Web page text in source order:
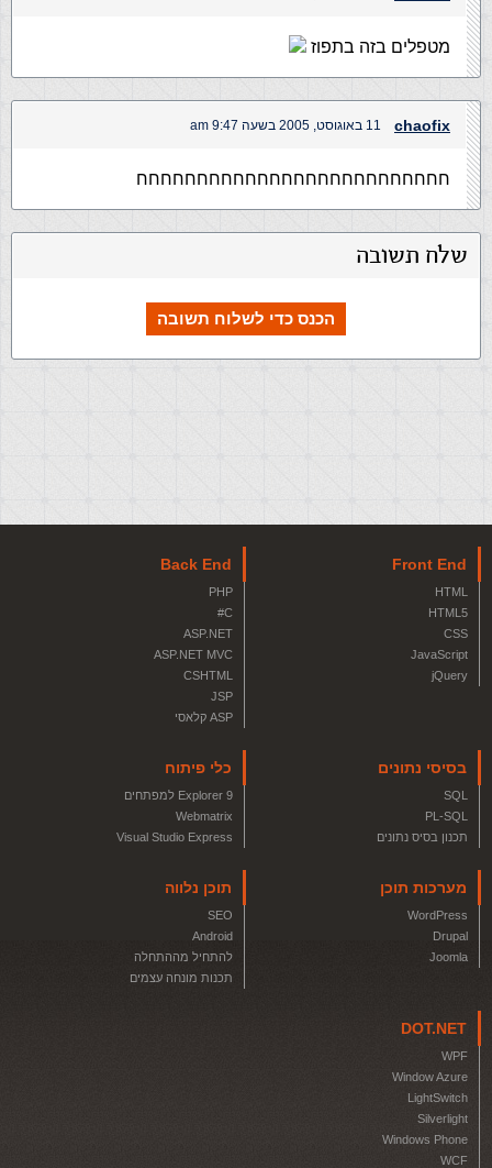
מטפלים בזה בתפוז
chaofix 11 באוגוסט, 2005 בשעה 9:47 am
חחחחחחחחחחחחחחחחחחחחחחחחחח
שלח תשובה
הכנס כדי לשלוח תשובה
Front End
HTML
HTML5
CSS
JavaScript
jQuery
Back End
PHP
C#
ASP.NET
ASP.NET MVC
CSHTML
JSP
ASP קלאסי
בסיסי נתונים
SQL
PL-SQL
תכנון בסיס נתונים
כלי פיתוח
Explorer 9 למפתחים
Webmatrix
Visual Studio Express
מערכות תוכן
WordPress
Drupal
Joomla
תוכן נלווה
SEO
Android
להתחיל מההתחלה
תכנות מונחה עצמים
DOT.NET
WPF
Window Azure
LightSwitch
Silverlight
Windows Phone
WCF